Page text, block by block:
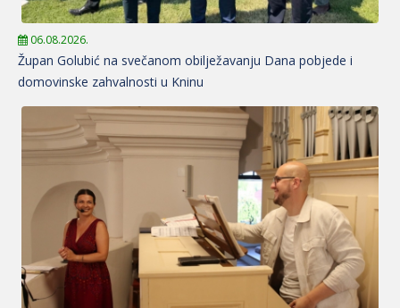
06.08.2026.
Župan Golubić na svečanom obilježavanju Dana pobjede i
domovinske zahvalnosti u Kninu